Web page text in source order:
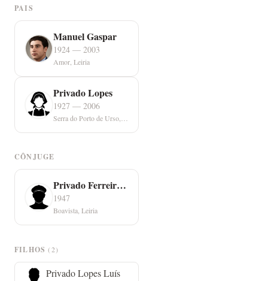
PAIS
Manuel Gaspar
1924 — 2003
Amor, Leiria
Privado Lopes
1927 — 2006
CÔNJUGE
Privado Ferreira Luís
1947
Boavista, Leiria
FILHOS(2)
Privado Lopes Luís